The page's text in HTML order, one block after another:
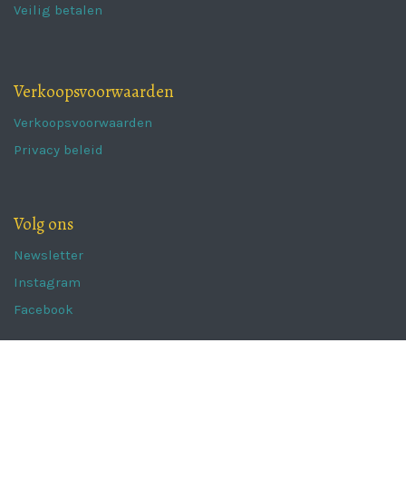
Veilig betalen
Verkoopsvoorwaarden
Verkoopsvoorwaarden
Privacy beleid
Volg ons
Newsletter
Instagram
Facebook